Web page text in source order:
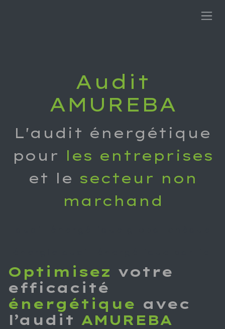
Audit
AMUREBA
L'audit énergétique
pour les entreprises
et le secteur non
marchand
Optimisez votre
efficacité
énergétique avec
l’audit AMUREBA